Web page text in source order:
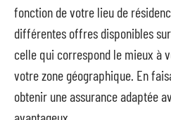
fonction de votre lieu de
différentes offres disponibles
celle qui correspond le mieux à
votre zone géographique. En
obtenir une assurance adaptée